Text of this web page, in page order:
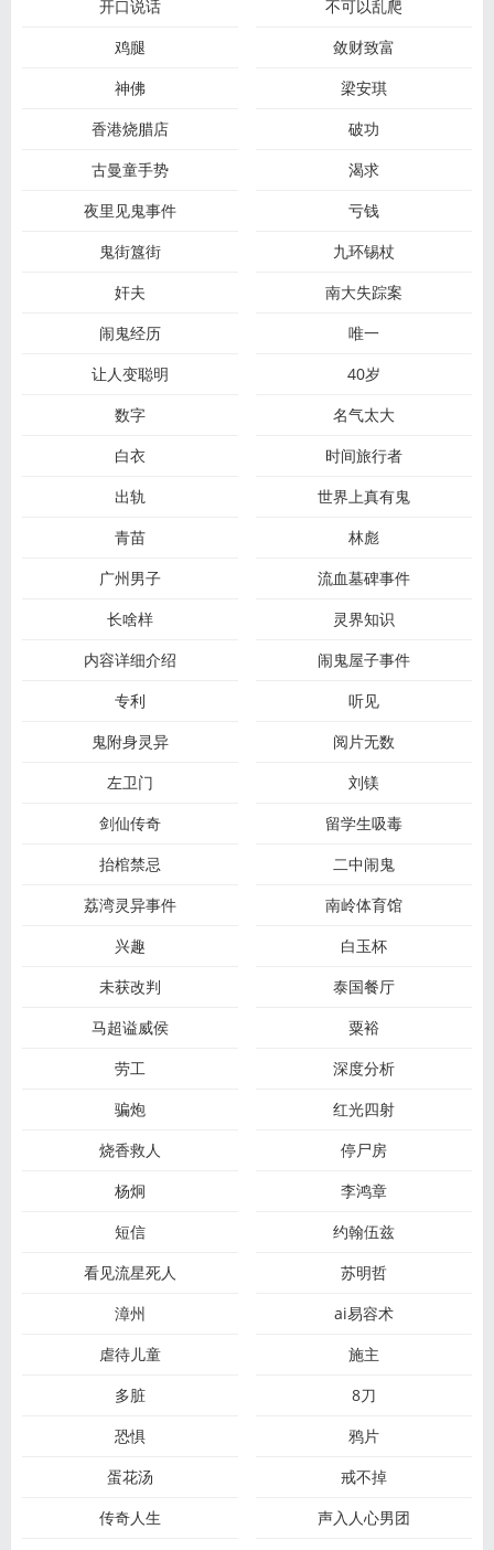
开口说话
不可以乱爬
鸡腿
敛财致富
神佛
梁安琪
香港烧腊店
破功
古曼童手势
渴求
夜里见鬼事件
亏钱
鬼街簋街
九环锡杖
奸夫
南大失踪案
闹鬼经历
唯一
让人变聪明
40岁
数字
名气太大
白衣
时间旅行者
出轨
世界上真有鬼
青苗
林彪
广州男子
流血墓碑事件
长啥样
灵界知识
内容详细介绍
闹鬼屋子事件
专利
听见
鬼附身灵异
阅片无数
左卫门
刘镁
剑仙传奇
留学生吸毒
抬棺禁忌
二中闹鬼
荔湾灵异事件
南岭体育馆
兴趣
白玉杯
未获改判
泰国餐厅
马超谥威侯
粟裕
劳工
深度分析
骗炮
红光四射
烧香救人
停尸房
杨炯
李鸿章
短信
约翰伍兹
看见流星死人
苏明哲
漳州
ai易容术
虐待儿童
施主
多脏
8刀
恐惧
鸦片
蛋花汤
戒不掉
传奇人生
声入人心男团